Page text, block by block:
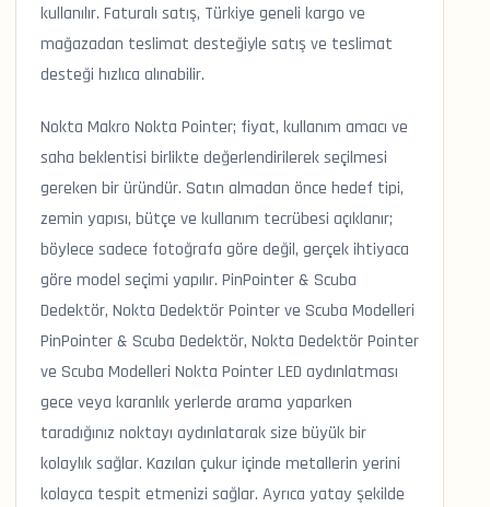
kullanılır. Faturalı satış, Türkiye geneli kargo ve
mağazadan teslimat desteğiyle satış ve teslimat
desteği hızlıca alınabilir.
Nokta Makro Nokta Pointer; fiyat, kullanım amacı ve
saha beklentisi birlikte değerlendirilerek seçilmesi
gereken bir üründür. Satın almadan önce hedef tipi,
zemin yapısı, bütçe ve kullanım tecrübesi açıklanır;
böylece sadece fotoğrafa göre değil, gerçek ihtiyaca
göre model seçimi yapılır. PinPointer & Scuba
Dedektör, Nokta Dedektör Pointer ve Scuba Modelleri
PinPointer & Scuba Dedektör, Nokta Dedektör Pointer
ve Scuba Modelleri Nokta Pointer LED aydınlatması
gece veya karanlık yerlerde arama yaparken
taradığınız noktayı aydınlatarak size büyük bir
kolaylık sağlar. Kazılan çukur içinde metallerin yerini
kolayca tespit etmenizi sağlar. Ayrıca yatay şekilde